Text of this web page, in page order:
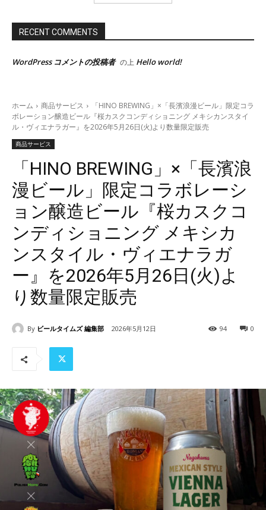
RECENT COMMENTS
WordPress コメントの投稿者 の上 Hello world!